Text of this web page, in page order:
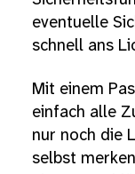
eventuelle
schnell ans
Mit einem
einfach alle
nur noch die
selbst